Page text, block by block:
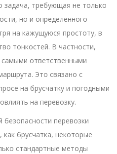
задача, требующая не только
но и определенного
на кажущуюся простоту, в
тонкостей. В частности,
ответственными
Это связано с
на брусчатку и погодными
на перевозку.
перевозки
брусчатка, некоторые
стандартные методы